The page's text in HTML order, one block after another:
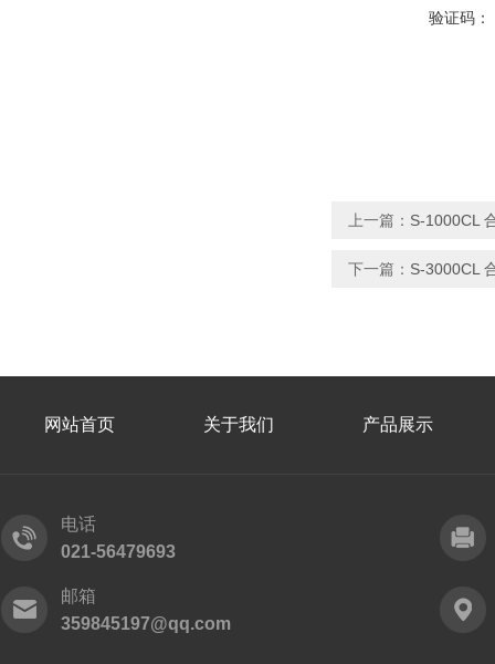
验证码：
上一篇： S-1000CL
下一篇： S-3000CL
网站首页 关于我们 产品展示
电话
021-56479693
邮箱
359845197@qq.com